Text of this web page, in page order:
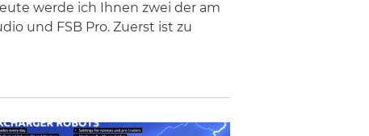
werde ich Ihnen zwei der am
und FSB Pro. Zuerst ist zu